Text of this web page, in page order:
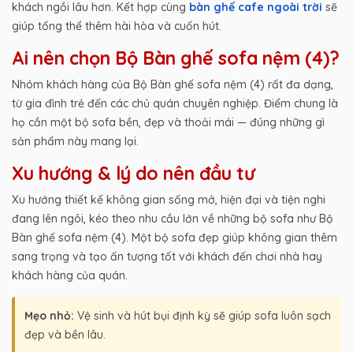
khách ngồi lâu hơn. Kết hợp cùng bàn ghế cafe ngoài trời sẽ
giúp tổng thể thêm hài hòa và cuốn hút.
Ai nên chọn Bộ Bàn ghế sofa nệm (4)?
Nhóm khách hàng của Bộ Bàn ghế sofa nệm (4) rất đa dạng,
từ gia đình trẻ đến các chủ quán chuyên nghiệp. Điểm chung là
họ cần một bộ sofa bền, đẹp và thoải mái — đúng những gì
sản phẩm này mang lại.
Xu hướng & lý do nên đầu tư
Xu hướng thiết kế không gian sống mở, hiện đại và tiện nghi
đang lên ngôi, kéo theo nhu cầu lớn về những bộ sofa như Bộ
Bàn ghế sofa nệm (4). Một bộ sofa đẹp giúp không gian thêm
sang trọng và tạo ấn tượng tốt với khách đến chơi nhà hay
khách hàng của quán.
Mẹo nhỏ: Vệ sinh và hút bụi định kỳ sẽ giúp sofa luôn sạch
đẹp và bền lâu.